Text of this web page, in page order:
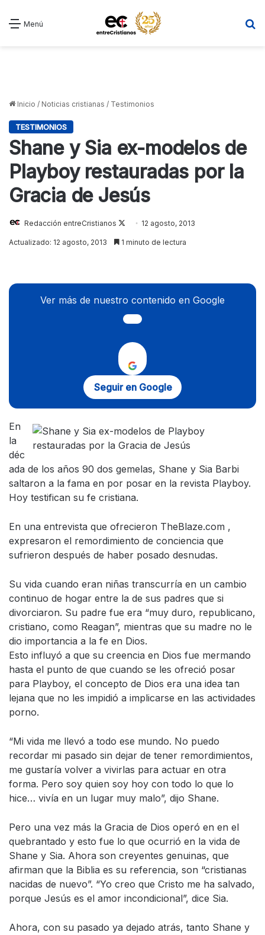
Menú
Inicio / Noticias cristianas / Testimonios
TESTIMONIOS
Shane y Sia ex-modelos de
Playboy restauradas por la
Gracia de Jesús
Redacción entreCristianos
Follow
on
12 agosto, 2013
Actualizado: 12 agosto, 2013 1 minuto de lectura
Ver más de nuestro contenido en Google
Seguir en Google
En
la
déc
ada de los años 90 dos gemelas, Shane y Sia Barbi
saltaron a la fama en por posar en la revista Playboy.
Hoy testifican su fe cristiana.
En una entrevista que ofrecieron TheBlaze.com ,
expresaron el remordimiento de conciencia que
sufrieron después de haber posado desnudas.
Su vida cuando eran niñas transcurría en un cambio
continuo de hogar entre la de sus padres que si
divorciaron. Su padre fue era “muy duro, republicano,
cristiano, como Reagan”, mientras que su madre no le
dio importancia a la fe en Dios.
Esto influyó a que su creencia en Dios fue mermando
hasta el punto de que cuando se les ofreció posar
para Playboy, el concepto de Dios era una idea tan
lejana que no les impidió a implicarse en las actividades
porno.
“Mi vida me llevó a todo ese mundo. No puedo
recordar mi pasado sin dejar de tener remordimientos,
me gustaría volver a vivirlas para actuar en otra
forma. Pero soy quien soy hoy con todo lo que lo
hice… vivía en un lugar muy malo”, dijo Shane.
Pero una vez más la Gracia de Dios operó en en el
quebrantado y esto fue lo que ocurrió en la vida de
Shane y Sia. Ahora son creyentes genuinas, que
afirman que la Biblia es su referencia, son “cristianas
nacidas de nuevo”. “Yo creo que Cristo me ha salvado,
porque Jesús es el amor incondicional”, dice Sia.
Ahora, con su pasado ya dejado atrás, tanto Shane y